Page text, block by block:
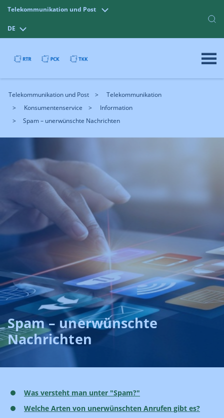
Telekommunikation und Post
DE
Telekommunikation und Post
Telekommunikation
Konsumentenservice
Information
Spam – unerwünschte Nachrichten
Spam – unerwünschte
Nachrichten
Was versteht man unter "Spam?"
Welche Arten von unerwünschten Anrufen gibt es?